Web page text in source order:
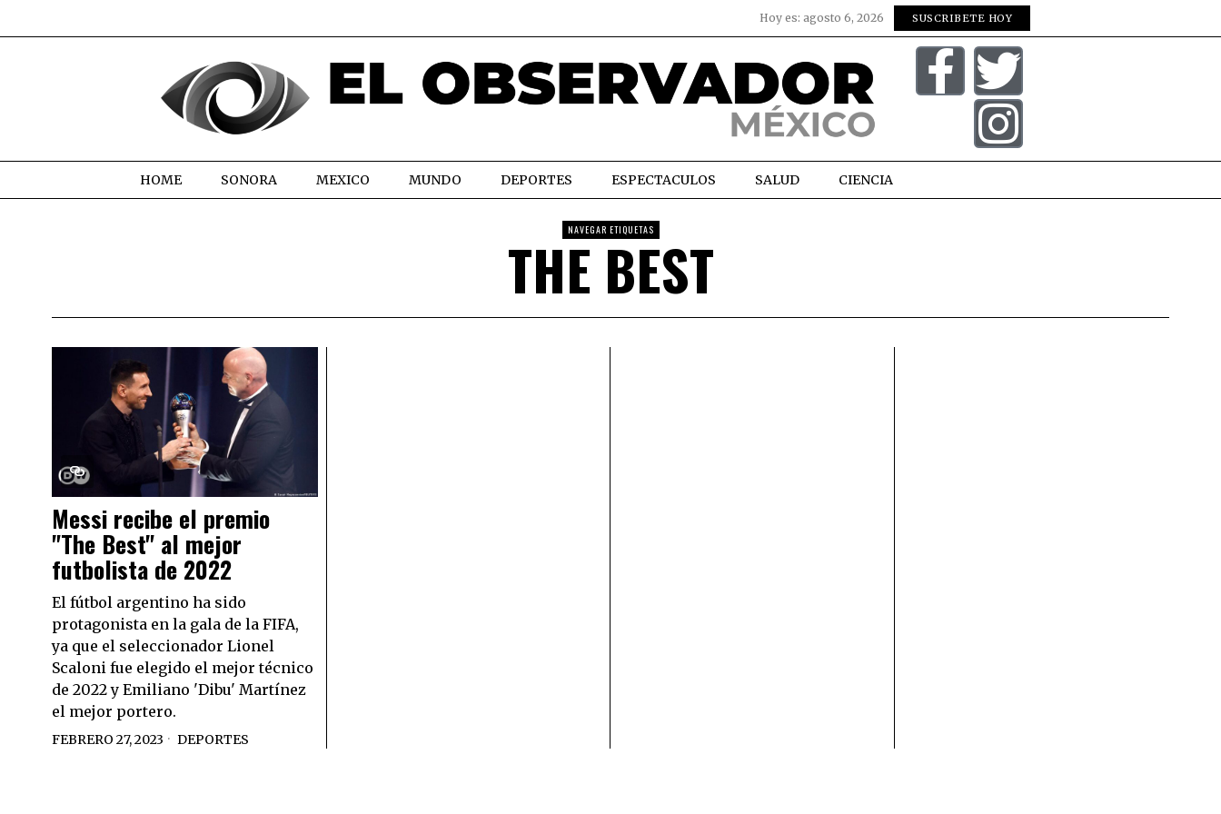
Hoy es: agosto 6, 2026 SUSCRIBETE HOY
HOME SONORA MEXICO MUNDO DEPORTES ESPECTACULOS SALUD CIENCIA
NAVEGAR ETIQUETAS
THE BEST
Messi recibe el premio
"The Best" al mejor
futbolista de 2022
El fútbol argentino ha sido
protagonista en la gala de la FIFA,
ya que el seleccionador Lionel
Scaloni fue elegido el mejor técnico
de 2022 y Emiliano 'Dibu' Martínez
el mejor portero.
FEBRERO 27, 2023 DEPORTES